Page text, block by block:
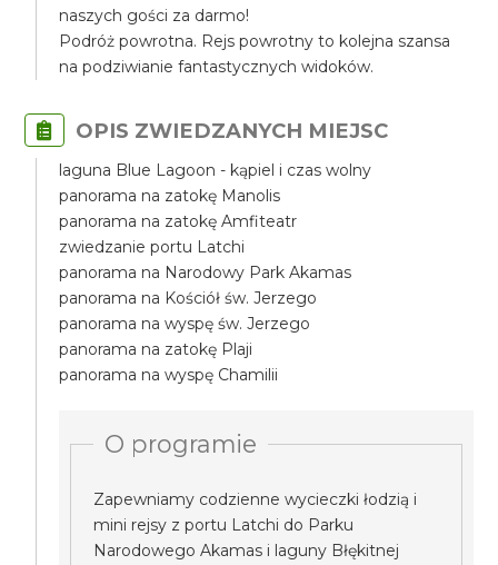
naszych gości za darmo!
Podróż powrotna. Rejs powrotny to kolejna szansa
na podziwianie fantastycznych widoków.
OPIS ZWIEDZANYCH MIEJSC
laguna Blue Lagoon - kąpiel i czas wolny
panorama na zatokę Manolis
panorama na zatokę Amfiteatr
zwiedzanie portu Latchi
panorama na Narodowy Park Akamas
panorama na Kościół św. Jerzego
panorama na wyspę św. Jerzego
panorama na zatokę Plaji
panorama na wyspę Chamilii
O programie
Zapewniamy codzienne wycieczki łodzią i
mini rejsy z portu Latchi do Parku
Narodowego Akamas i laguny Błękitnej